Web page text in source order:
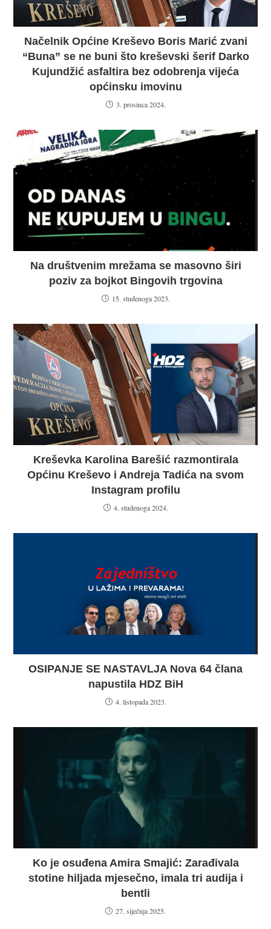
Načelnik Općine Kreševo Boris Marić zvani
“Buna” se ne buni što kreševski šerif Darko
Kujundžić asfaltira bez odobrenja vijeća
općinsku imovinu
3. prosinca 2024.
Na društvenim mrežama se masovno širi
poziv za bojkot Bingovih trgovina
15. studenoga 2023.
Kreševka Karolina Barešić razmontirala
Općinu Kreševo i Andreja Tadića na svom
Instagram profilu
4. studenoga 2024.
OSIPANJE SE NASTAVLJA Nova 64 člana
napustila HDZ BiH
4. listopada 2023.
Ko je osuđena Amira Smajić: Zarađivala
stotine hiljada mjesečno, imala tri audija i
bentli
27. siječnja 2025.